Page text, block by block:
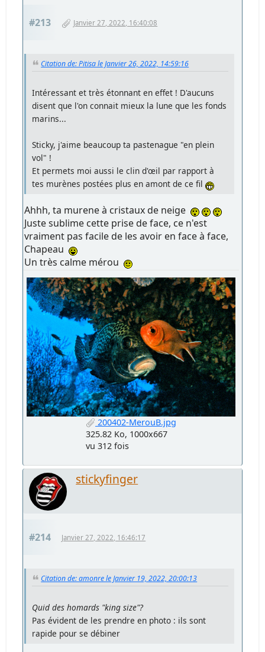
#213 Janvier 27, 2022, 16:40:08
Citation de: Pitisa le Janvier 26, 2022, 14:59:16
Intéressant et très étonnant en effet ! D'aucuns
disent que l'on connait mieux la lune que les fonds
marins...
Sticky, j'aime beaucoup ta pastenague "en plein
vol" !
Et permets moi aussi le clin d'œil par rapport à
tes murènes postées plus en amont de ce fil
Ahhh, ta murene à cristaux de neige
Juste sublime cette prise de face, ce n'est
vraiment pas facile de les avoir en face à face,
Chapeau
Un très calme mérou
200402-MerouB.jpg
325.82 Ko, 1000x667
vu 312 fois
stickyfinger
#214 Janvier 27, 2022, 16:46:17
Citation de: amonre le Janvier 19, 2022, 20:00:13
Quid des homards "king size"?
Pas évident de les prendre en photo : ils sont
rapide pour se débiner